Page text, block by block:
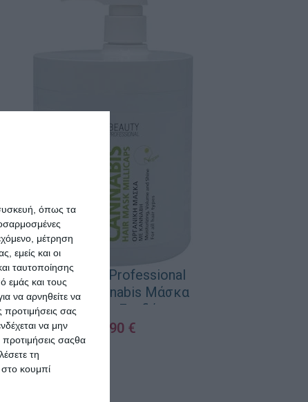
όπως τα
μέτρηση
εμείς και οι
ταυτοποίησης
εμάς και τους
να αρνηθείτε να
προτιμήσεις σας
να μην
προτιμήσεις σαςθα
τη
κουμπί
NX Beauty Professional
Organic Cannabis Μάσκα
Μαλλιών για Ενυδάτωση
1000ml
12,90 €
ΠΡΟΣΘΉΚΗ ΣΤΟ ΚΑΛΆΘΙ